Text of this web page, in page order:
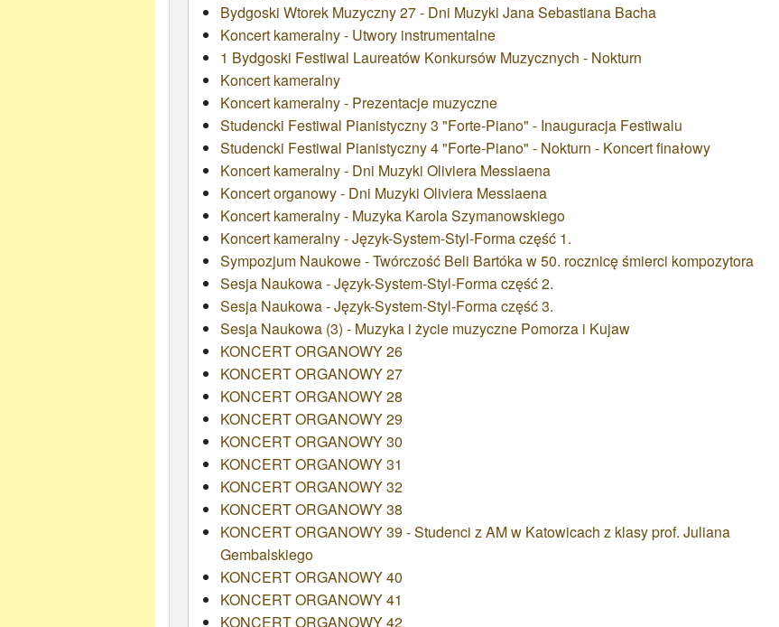
Bydgoski Wtorek Muzyczny 27 - Dni Muzyki Jana Sebastiana Bacha
Koncert kameralny - Utwory instrumentalne
1 Bydgoski Festiwal Laureatów Konkursów Muzycznych - Nokturn
Koncert kameralny
Koncert kameralny - Prezentacje muzyczne
Studencki Festiwal Pianistyczny 3 "Forte-Piano" - Inauguracja Festiwalu
Studencki Festiwal Pianistyczny 4 "Forte-Piano" - Nokturn - Koncert finałowy
Koncert kameralny - Dni Muzyki Oliviera Messiaena
Koncert organowy - Dni Muzyki Oliviera Messiaena
Koncert kameralny - Muzyka Karola Szymanowskiego
Koncert kameralny - Język-System-Styl-Forma część 1.
Sympozjum Naukowe - Twórczość Beli Bartóka w 50. rocznicę śmierci kompozytora
Sesja Naukowa - Język-System-Styl-Forma część 2.
Sesja Naukowa - Język-System-Styl-Forma część 3.
Sesja Naukowa (3) - Muzyka i życie muzyczne Pomorza i Kujaw
KONCERT ORGANOWY 26
KONCERT ORGANOWY 27
KONCERT ORGANOWY 28
KONCERT ORGANOWY 29
KONCERT ORGANOWY 30
KONCERT ORGANOWY 31
KONCERT ORGANOWY 32
KONCERT ORGANOWY 38
KONCERT ORGANOWY 39 - Studenci z AM w Katowicach z klasy prof. Juliana
Gembalskiego
KONCERT ORGANOWY 40
KONCERT ORGANOWY 41
KONCERT ORGANOWY 42